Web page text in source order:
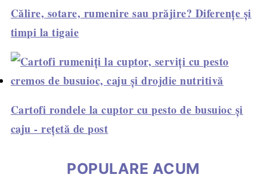
Călire, sotare, rumenire sau prăjire? Diferențe și
timpi la tigaie
Cartofi rondele la cuptor cu pesto de busuioc și
caju - rețetă de post
POPULARE ACUM